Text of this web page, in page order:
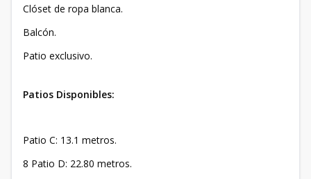
Clóset de ropa blanca.
Balcón.
Patio exclusivo.
Patios Disponibles:
Patio C: 13.1 metros.
8 Patio D: 22.80 metros.